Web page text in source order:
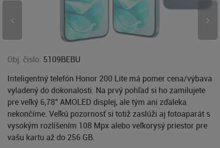
Obj. čislo: 5109BEBU
Inteligentný telefón Honor 200 Lite má pomer cena/výbava
vyladený do dokonalosti. Na prvý pohľad si ho zamilujete
pre veľký 6,78" AMOLED displej, ale tým ani zďaleka
nekončíme. Veľkú pozornosť si totiž zaslúži aj fotoaparát s
vysokým rozlíšením 108 Mpx alebo veľkorysý priestor pre
vašu kartu až do 256 GB.